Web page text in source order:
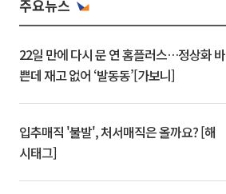
주요뉴스
22일 만에 다시 문 연 홈플러스…정상화 바
쁜데 재고 없어 ‘발동동’[가보니]
입추매직 '불발', 처서매직은 올까요? [해
시태그]